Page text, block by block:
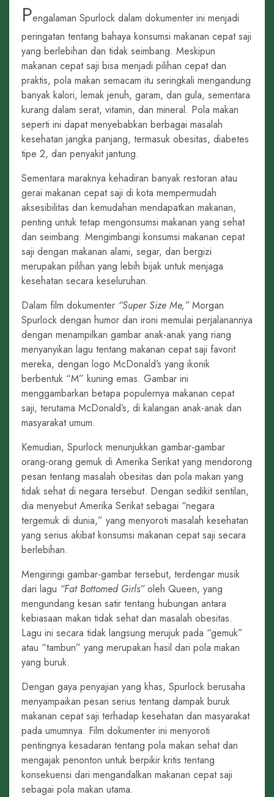
Pengalaman Spurlock dalam dokumenter ini menjadi
peringatan tentang bahaya konsumsi makanan cepat saji
yang berlebihan dan tidak seimbang. Meskipun
makanan cepat saji bisa menjadi pilihan cepat dan
praktis, pola makan semacam itu seringkali mengandung
banyak kalori, lemak jenuh, garam, dan gula, sementara
kurang dalam serat, vitamin, dan mineral. Pola makan
seperti ini dapat menyebabkan berbagai masalah
kesehatan jangka panjang, termasuk obesitas, diabetes
tipe 2, dan penyakit jantung.
Sementara maraknya kehadiran banyak restoran atau
gerai makanan cepat saji di kota mempermudah
aksesibilitas dan kemudahan mendapatkan makanan,
penting untuk tetap mengonsumsi makanan yang sehat
dan seimbang. Mengimbangi konsumsi makanan cepat
saji dengan makanan alami, segar, dan bergizi
merupakan pilihan yang lebih bijak untuk menjaga
kesehatan secara keseluruhan.
Dalam film dokumenter “Super Size Me,”Morgan
Spurlock dengan humor dan ironi memulai perjalanannya
dengan menampilkan gambar anak-anak yang riang
menyanyikan lagu tentang makanan cepat saji favorit
mereka, dengan logo McDonald’s yang ikonik
berbentuk “M” kuning emas. Gambar ini
menggambarkan betapa populernya makanan cepat
saji, terutama McDonald’s, di kalangan anak-anak dan
masyarakat umum.
Kemudian, Spurlock menunjukkan gambar-gambar
orang-orang gemuk di Amerika Serikat yang mendorong
pesan tentang masalah obesitas dan pola makan yang
tidak sehat di negara tersebut. Dengan sedikit sentilan,
dia menyebut Amerika Serikat sebagai “negara
tergemuk di dunia,” yang menyoroti masalah kesehatan
yang serius akibat konsumsi makanan cepat saji secara
berlebihan.
Mengiringi gambar-gambar tersebut, terdengar musik
dari lagu “Fat Bottomed Girls”oleh Queen, yang
mengundang kesan satir tentang hubungan antara
kebiasaan makan tidak sehat dan masalah obesitas.
Lagu ini secara tidak langsung merujuk pada “gemuk”
atau “tambun” yang merupakan hasil dari pola makan
yang buruk.
Dengan gaya penyajian yang khas, Spurlock berusaha
menyampaikan pesan serius tentang dampak buruk
makanan cepat saji terhadap kesehatan dan masyarakat
pada umumnya. Film dokumenter ini menyoroti
pentingnya kesadaran tentang pola makan sehat dan
mengajak penonton untuk berpikir kritis tentang
konsekuensi dari mengandalkan makanan cepat saji
sebagai pola makan utama.